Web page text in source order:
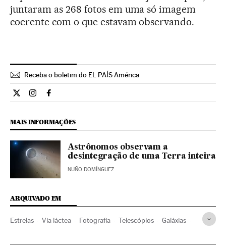
juntaram as 268 fotos em uma só imagem
coerente com o que estavam observando.
Receba o boletim do EL PAÍS América
Ciencia El País Brasil en Twitter
Ciencia El País Brasil en Instagram
Ciencia El País Brasil en Facebook
MAIS INFORMAÇÕES
Astrônomos observam a
desintegração de uma Terra inteira
NUÑO DOMÍNGUEZ
ARQUIVADO EM
Estrelas Via láctea Fotografia Telescópios Galáxias